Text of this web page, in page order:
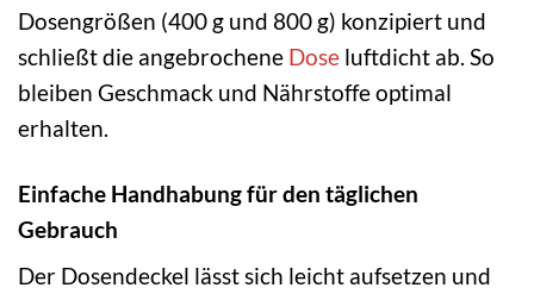
Dosengrößen (400 g und 800 g) konzipiert und
schließt die angebrochene Dose luftdicht ab. So
bleiben Geschmack und Nährstoffe optimal
erhalten.
Einfache Handhabung für den täglichen
Gebrauch
Der Dosendeckel lässt sich leicht aufsetzen und